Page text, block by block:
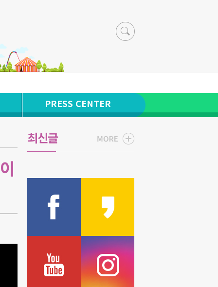
PRESS CENTER
최신글